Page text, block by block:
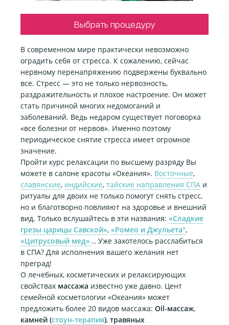
Выбрать процедуру
В современном мире практически невозможно
оградить себя от стресса. К сожалению, сейчас
нервному перенапряжению подвержены буквально
все. Стресс — это не только нервозность,
раздражительность и плохое настроение. Он может
стать причиной многих недомоганий и
заболеваний. Ведь недаром существует поговорка
«все болезни от нервов». Именно поэтому
периодическое снятие стресса имеет огромное
значение.
Пройти курс релаксации по высшему разряду Вы
можете в салоне красоты «Океания». Восточные,
славянские, индийские, тайские направления СПА и
ритуалы для двоих не только помогут снять стресс,
но и благотворно повлияют на здоровье и внешний
вид. Только вслушайтесь в эти названия: «Сладкие
грезы царицы Савской», «Ромео и Джульета",
«Цитрусовый мед»... Уже захотелось расслабиться
в СПА? Для исполнения вашего желания нет
преград!
О лечебных, косметических и релаксирующих
свойствах массажа известно уже давно. Цент
семейной косметологии «Океания» может
предложить более 20 видов массажа: Oil-массаж,
камней (стоун-терапия), травяных